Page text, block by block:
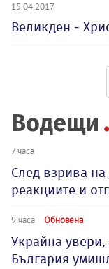
15.04.2017
Великден -
Водещи
7 часа
След взрива
реакциите и
9 часа Обновена
Украйна
България